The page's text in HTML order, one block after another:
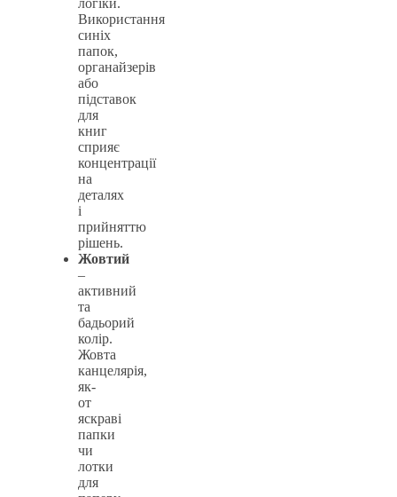
логіки.
Використання
синіх
папок,
органайзерів
або
підставок
для
книг
сприяє
концентрації
на
деталях
і
прийняттю
рішень.
Жовтий
–
активний
та
бадьорий
колір.
Жовта
канцелярія,
як-
от
яскраві
папки
чи
лотки
для